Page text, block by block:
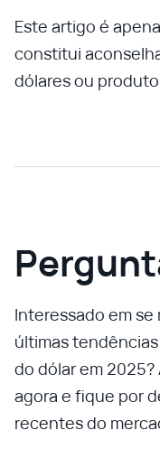
Este artigo é
constitui
dólares ou
Interessado em
últimas
do dólar em
agora e fique por
recentes do